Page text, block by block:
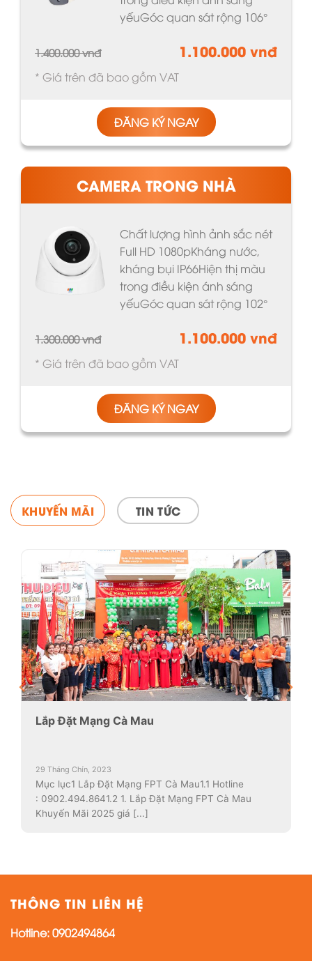
yếuGóc quan sát rộng 106°
1.400.000 vnđ 1.100.000 vnđ
* Giá trên đã bao gồm VAT
ĐĂNG KÝ NGAY
CAMERA TRONG NHÀ
Chất lượng hình ảnh sắc nét
Full HD 1080pKháng nước,
kháng bụi IP66Hiện thị màu
trong điều kiện ánh sáng
yếuGóc quan sát rộng 102°
1.300.000 vnđ 1.100.000 vnđ
* Giá trên đã bao gồm VAT
ĐĂNG KÝ NGAY
KHUYẾN MÃI TIN TỨC
Lắp Đặt Mạng Cà Mau
29 Tháng Chín, 2023
Mục lục1 Lắp Đặt Mạng FPT Cà Mau1.1 Hotline
: 0902.494.8641.2 1. Lắp Đặt Mạng FPT Cà Mau
Khuyến Mãi 2025 giá [...]
THÔNG TIN LIÊN HỆ
Hotline:0902494864